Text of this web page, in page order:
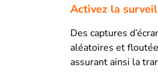
Activez la
Des captures
aléatoires et
assurant ainsi la